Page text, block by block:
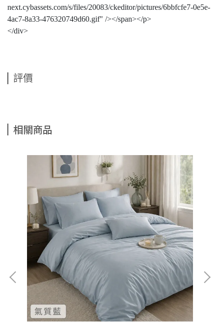
next.cybassets.com/s/files/20083/ckeditor/pictures/6bbfcfe7-0e5e-
4ac7-8a33-476320749d60.gif" /></span></p>
</div>
評價
相關商品